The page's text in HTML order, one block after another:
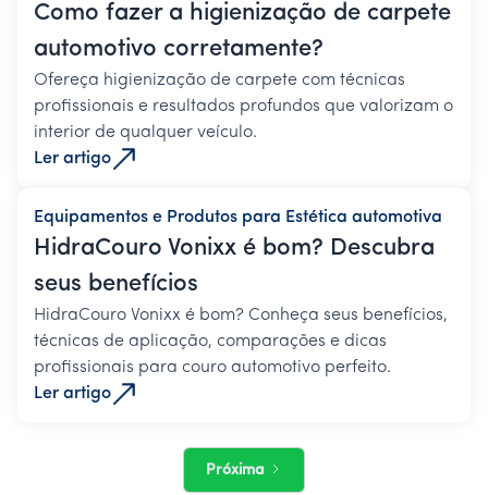
Como fazer a higienização de carpete
automotivo corretamente?
Ofereça higienização de carpete com técnicas
profissionais e resultados profundos que valorizam o
interior de qualquer veículo.
Ler artigo
Equipamentos e Produtos para Estética automotiva
HidraCouro Vonixx é bom? Descubra
seus benefícios
HidraCouro Vonixx é bom? Conheça seus benefícios,
técnicas de aplicação, comparações e dicas
profissionais para couro automotivo perfeito.
Ler artigo
Próxima